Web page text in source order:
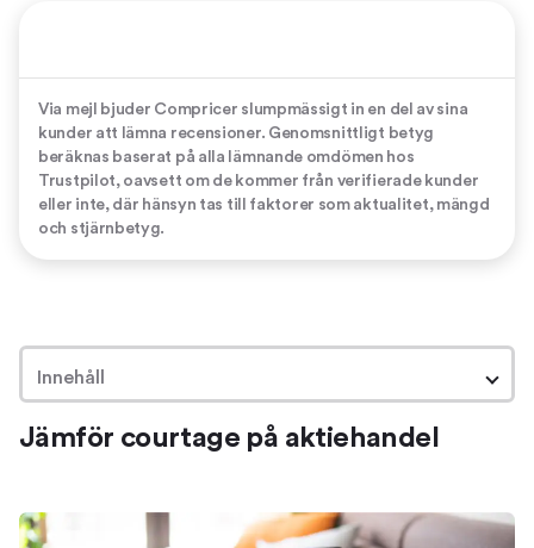
Via mejl bjuder Compricer slumpmässigt in en del av sina
kunder att lämna recensioner. Genomsnittligt betyg
beräknas baserat på alla lämnande omdömen hos
Trustpilot, oavsett om de kommer från verifierade kunder
eller inte, där hänsyn tas till faktorer som aktualitet, mängd
och stjärnbetyg.
Innehåll
Jämför courtage på aktiehandel
Vad är courtage?
Jämför courtage på aktiehandel